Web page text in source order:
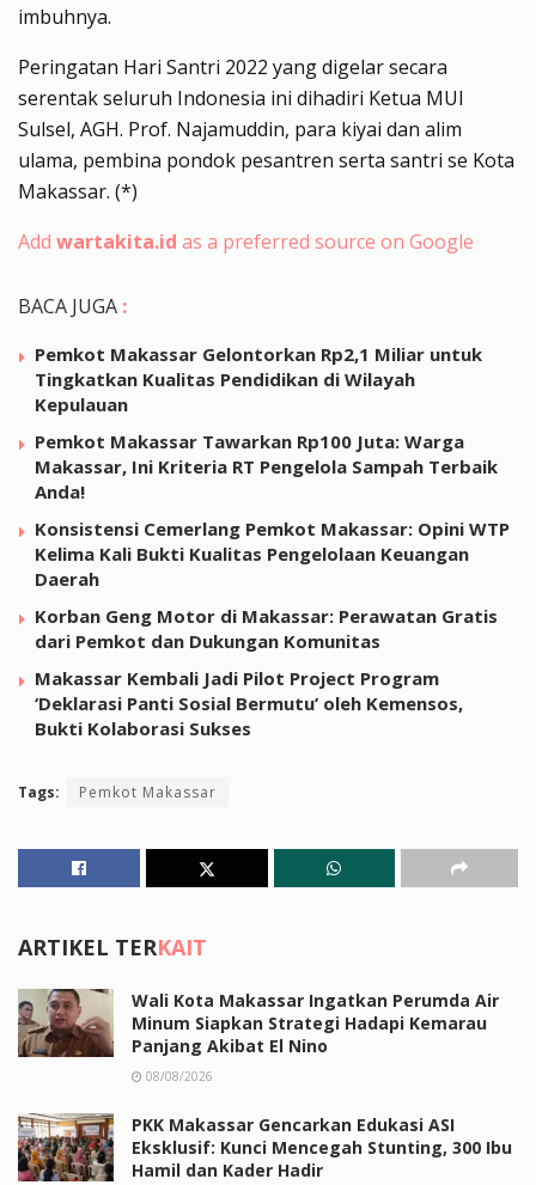
imbuhnya.
Peringatan Hari Santri 2022 yang digelar secara
serentak seluruh Indonesia ini dihadiri Ketua MUI
Sulsel, AGH. Prof. Najamuddin, para kiyai dan alim
ulama, pembina pondok pesantren serta santri se Kota
Makassar. (*)
Add wartakita.id as a preferred source on Google
BACA JUGA :
Pemkot Makassar Gelontorkan Rp2,1 Miliar untuk
Tingkatkan Kualitas Pendidikan di Wilayah
Kepulauan
Pemkot Makassar Tawarkan Rp100 Juta: Warga
Makassar, Ini Kriteria RT Pengelola Sampah Terbaik
Anda!
Konsistensi Cemerlang Pemkot Makassar: Opini WTP
Kelima Kali Bukti Kualitas Pengelolaan Keuangan
Daerah
Korban Geng Motor di Makassar: Perawatan Gratis
dari Pemkot dan Dukungan Komunitas
Makassar Kembali Jadi Pilot Project Program
‘Deklarasi Panti Sosial Bermutu’ oleh Kemensos,
Bukti Kolaborasi Sukses
Tags: Pemkot Makassar
ARTIKEL TERKAIT
Wali Kota Makassar Ingatkan Perumda Air
Minum Siapkan Strategi Hadapi Kemarau
Panjang Akibat El Nino
08/08/2026
PKK Makassar Gencarkan Edukasi ASI
Eksklusif: Kunci Mencegah Stunting, 300 Ibu
Hamil dan Kader Hadir